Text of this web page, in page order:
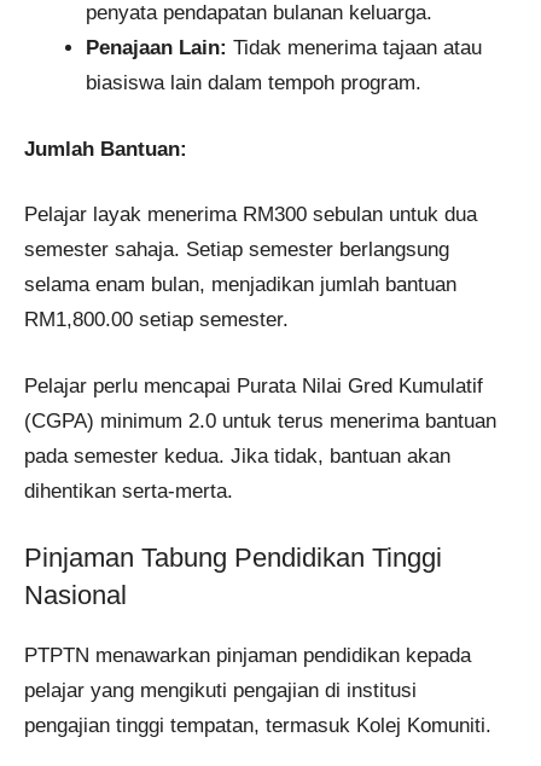
penyata pendapatan bulanan keluarga.
Penajaan Lain: Tidak menerima tajaan atau
biasiswa lain dalam tempoh program.
Jumlah Bantuan:
Pelajar layak menerima RM300 sebulan untuk dua
semester sahaja. Setiap semester berlangsung
selama enam bulan, menjadikan jumlah bantuan
RM1,800.00 setiap semester.
Pelajar perlu mencapai Purata Nilai Gred Kumulatif
(CGPA) minimum 2.0 untuk terus menerima bantuan
pada semester kedua. Jika tidak, bantuan akan
dihentikan serta-merta.
Pinjaman Tabung Pendidikan Tinggi
Nasional
PTPTN menawarkan pinjaman pendidikan kepada
pelajar yang mengikuti pengajian di institusi
pengajian tinggi tempatan, termasuk Kolej Komuniti.